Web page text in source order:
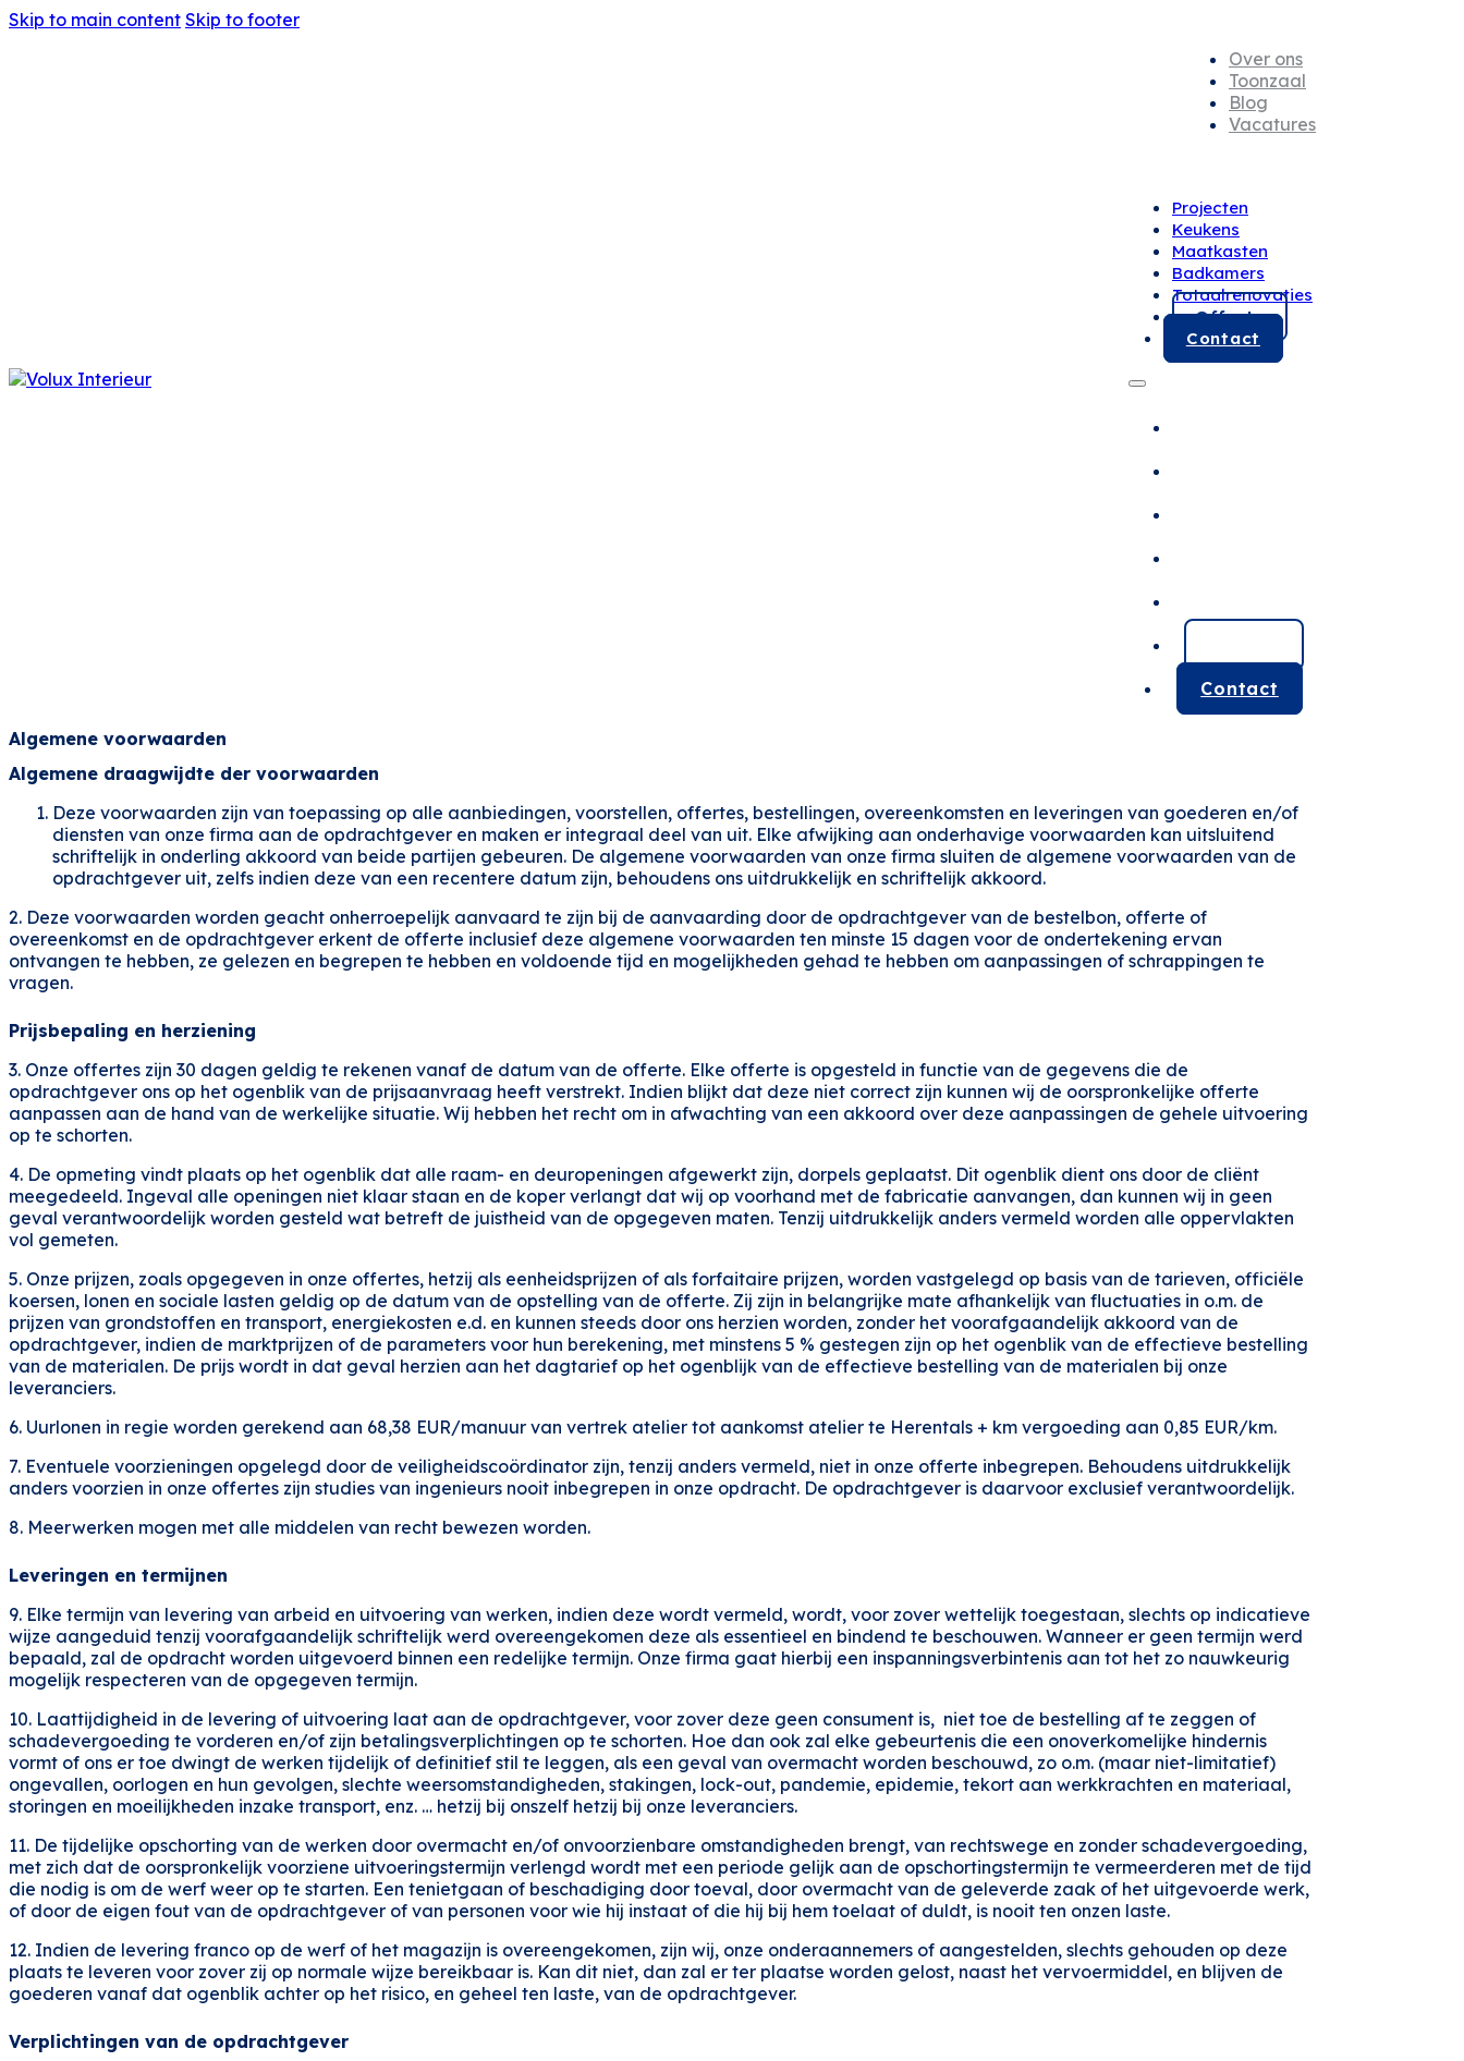
Skip to main content Skip to footer
Projecten
Keukens
Maatkasten
Badkamers
Totaalrenovaties
Offerte
Contact
Contact
Over ons
Toonzaal
Blog
Vacatures
Algemene voorwaarden
Algemene draagwijdte der voorwaarden
Deze voorwaarden zijn van toepassing op alle aanbiedingen, voorstellen, offertes, bestellingen, overeenkomsten en leveringen van goederen en/of
diensten van onze firma aan de opdrachtgever en maken er integraal deel van uit. Elke afwijking aan onderhavige voorwaarden kan uitsluitend
schriftelijk in onderling akkoord van beide partijen gebeuren. De algemene voorwaarden van onze firma sluiten de algemene voorwaarden van de
opdrachtgever uit, zelfs indien deze van een recentere datum zijn, behoudens ons uitdrukkelijk en schriftelijk akkoord.
2. Deze voorwaarden worden geacht onherroepelijk aanvaard te zijn bij de aanvaarding door de opdrachtgever van de bestelbon, offerte of
overeenkomst en de opdrachtgever erkent de offerte inclusief deze algemene voorwaarden ten minste 15 dagen voor de ondertekening ervan
ontvangen te hebben, ze gelezen en begrepen te hebben en voldoende tijd en mogelijkheden gehad te hebben om aanpassingen of schrappingen te
vragen.
Prijsbepaling en herziening
3. Onze offertes zijn 30 dagen geldig te rekenen vanaf de datum van de offerte. Elke offerte is opgesteld in functie van de gegevens die de
opdrachtgever ons op het ogenblik van de prijsaanvraag heeft verstrekt. Indien blijkt dat deze niet correct zijn kunnen wij de oorspronkelijke offerte
aanpassen aan de hand van de werkelijke situatie. Wij hebben het recht om in afwachting van een akkoord over deze aanpassingen de gehele uitvoering
op te schorten.
4. De opmeting vindt plaats op het ogenblik dat alle raam- en deuropeningen afgewerkt zijn, dorpels geplaatst. Dit ogenblik dient ons door de cliënt
meegedeeld. Ingeval alle openingen niet klaar staan en de koper verlangt dat wij op voorhand met de fabricatie aanvangen, dan kunnen wij in geen
geval verantwoordelijk worden gesteld wat betreft de juistheid van de opgegeven maten. Tenzij uitdrukkelijk anders vermeld worden alle oppervlakten
vol gemeten.
5. Onze prijzen, zoals opgegeven in onze offertes, hetzij als eenheidsprijzen of als forfaitaire prijzen, worden vastgelegd op basis van de tarieven, officiële
koersen, lonen en sociale lasten geldig op de datum van de opstelling van de offerte. Zij zijn in belangrijke mate afhankelijk van fluctuaties in o.m. de
prijzen van grondstoffen en transport, energiekosten e.d. en kunnen steeds door ons herzien worden, zonder het voorafgaandelijk akkoord van de
opdrachtgever, indien de marktprijzen of de parameters voor hun berekening, met minstens 5 % gestegen zijn op het ogenblik van de effectieve bestelling
van de materialen. De prijs wordt in dat geval herzien aan het dagtarief op het ogenblijk van de effectieve bestelling van de materialen bij onze
leveranciers.
6. Uurlonen in regie worden gerekend aan 68,38 EUR/manuur van vertrek atelier tot aankomst atelier te Herentals + km vergoeding aan 0,85 EUR/km.
7. Eventuele voorzieningen opgelegd door de veiligheidscoördinator zijn, tenzij anders vermeld, niet in onze offerte inbegrepen. Behoudens uitdrukkelijk
anders voorzien in onze offertes zijn studies van ingenieurs nooit inbegrepen in onze opdracht. De opdrachtgever is daarvoor exclusief verantwoordelijk.
8. Meerwerken mogen met alle middelen van recht bewezen worden.
Leveringen en termijnen
9. Elke termijn van levering van arbeid en uitvoering van werken, indien deze wordt vermeld, wordt, voor zover wettelijk toegestaan, slechts op indicatieve
wijze aangeduid tenzij voorafgaandelijk schriftelijk werd overeengekomen deze als essentieel en bindend te beschouwen. Wanneer er geen termijn werd
bepaald, zal de opdracht worden uitgevoerd binnen een redelijke termijn. Onze firma gaat hierbij een inspanningsverbintenis aan tot het zo nauwkeurig
mogelijk respecteren van de opgegeven termijn.
10. Laattijdigheid in de levering of uitvoering laat aan de opdrachtgever, voor zover deze geen consument is, niet toe de bestelling af te zeggen of
schadevergoeding te vorderen en/of zijn betalingsverplichtingen op te schorten. Hoe dan ook zal elke gebeurtenis die een onoverkomelijke hindernis
vormt of ons er toe dwingt de werken tijdelijk of definitief stil te leggen, als een geval van overmacht worden beschouwd, zo o.m. (maar niet-limitatief)
ongevallen, oorlogen en hun gevolgen, slechte weersomstandigheden, stakingen, lock-out, pandemie, epidemie, tekort aan werkkrachten en materiaal,
storingen en moeilijkheden inzake transport, enz. … hetzij bij onszelf hetzij bij onze leveranciers.
11. De tijdelijke opschorting van de werken door overmacht en/of onvoorzienbare omstandigheden brengt, van rechtswege en zonder schadevergoeding,
met zich dat de oorspronkelijk voorziene uitvoeringstermijn verlengd wordt met een periode gelijk aan de opschortingstermijn te vermeerderen met de tijd
die nodig is om de werf weer op te starten. Een tenietgaan of beschadiging door toeval, door overmacht van de geleverde zaak of het uitgevoerde werk,
of door de eigen fout van de opdrachtgever of van personen voor wie hij instaat of die hij bij hem toelaat of duldt, is nooit ten onzen laste.
12. Indien de levering franco op de werf of het magazijn is overeengekomen, zijn wij, onze onderaannemers of aangestelden, slechts gehouden op deze
plaats te leveren voor zover zij op normale wijze bereikbaar is. Kan dit niet, dan zal er ter plaatse worden gelost, naast het vervoermiddel, en blijven de
goederen vanaf dat ogenblik achter op het risico, en geheel ten laste, van de opdrachtgever.
Verplichtingen van de opdrachtgever